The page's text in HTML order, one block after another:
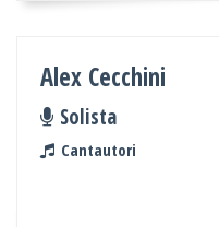
Alex Cecchini
Solista
Cantautori